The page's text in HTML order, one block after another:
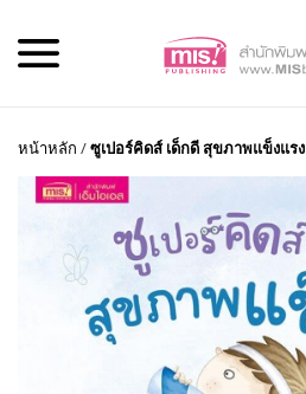
หน้าหลัก /ซูเปอร์คิดส์ เด็กดี สุขภาพแข็งแรง